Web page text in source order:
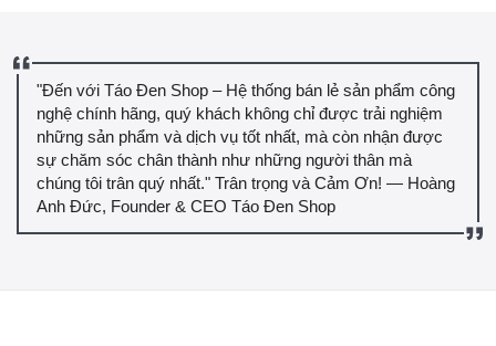
"Đến với Táo Đen Shop – Hệ thống bán lẻ sản phẩm công
nghệ chính hãng, quý khách không chỉ được trải nghiệm
những sản phẩm và dịch vụ tốt nhất, mà còn nhận được
sự chăm sóc chân thành như những người thân mà
chúng tôi trân quý nhất." Trân trọng và Cảm Ơn! — Hoàng
Anh Đức, Founder & CEO Táo Đen Shop